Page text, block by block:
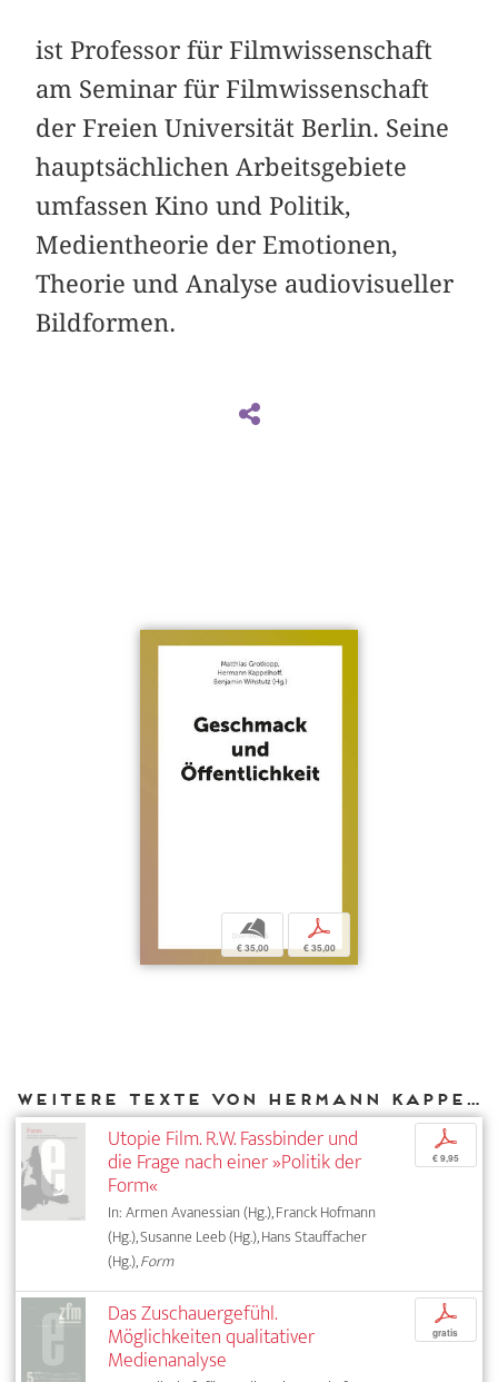
ist Professor für Filmwissenschaft
am Seminar für Filmwissenschaft
der Freien Universität Berlin. Seine
hauptsächlichen Arbeitsgebiete
umfassen Kino und Politik,
Medientheorie der Emotionen,
Theorie und Analyse audiovisueller
Bildformen.
b
€ 35,00
p
€ 35,00
Weitere Texte von Hermann Kappelhoff bei DIAPHANES
Utopie Film. R.W. Fassbinder und
die Frage nach einer »Politik der
Form«
In: Armen Avanessian (Hg.), Franck Hofmann
(Hg.), Susanne Leeb (Hg.), Hans Stauffacher
(Hg.),Form
p
€ 9,95
Das Zuschauergefühl.
Möglichkeiten qualitativer
Medienanalyse
p
gratis